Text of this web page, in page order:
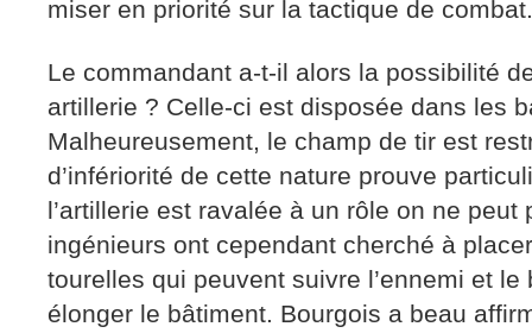
miser en priorité sur la tactique de combat.
Le commandant a-t-il alors la possibilité
artillerie ? Celle-ci est disposée dans les
Malheureusement, le champ de tir est
d’infériorité de cette nature prouve
l’artillerie est ravalée à un rôle on ne peut
ingénieurs ont cependant cherché à
tourelles qui peuvent suivre l’ennemi et le
élonger le bâtiment. Bourgois a beau